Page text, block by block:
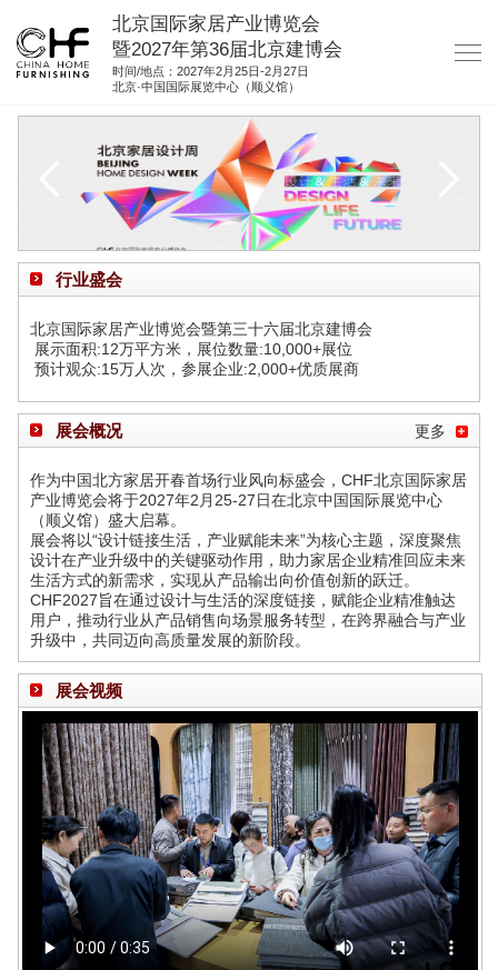
北京国际家居产业博览会
暨2027年第36届北京建博会
时间/地点：2027年2月25日-2月27日
北京·中国国际展览中心（顺义馆）
观众服务
展位图纸
资料下载
集团展会
参展联络
行业盛会
北京国际家居产业博览会暨第三十六届北京建博会
展示面积:12万平方米，展位数量:10,000+展位
预计观众:15万人次，参展企业:2,000+优质展商
展会概况 更多
作为中国北方家居开春首场行业风向标盛会，CHF北京国际家居
产业博览会将于2027年2月25-27日在北京中国国际展览中心
（顺义馆）盛大启幕。
展会将以“设计链接生活，产业赋能未来”为核心主题，深度聚焦
设计在产业升级中的关键驱动作用，助力家居企业精准回应未来
生活方式的新需求，实现从产品输出向价值创新的跃迁。
CHF2027旨在通过设计与生活的深度链接，赋能企业精准触达
用户，推动行业从产品销售向场景服务转型，在跨界融合与产业
升级中，共同迈向高质量发展的新阶段。
展会视频